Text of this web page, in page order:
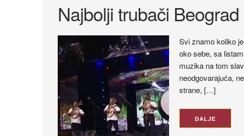
Najbolji trubači
Svi znamo koliko
oko sebe, sa
muzika na tom
neodgovarajuća,
strane, […]
DALJE